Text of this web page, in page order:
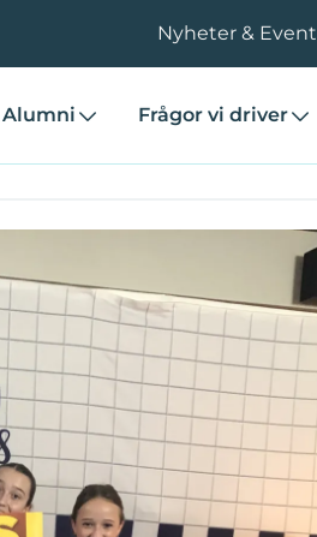
Nyheter & Event
Alumni Frågor vi driver
Gorby:n!